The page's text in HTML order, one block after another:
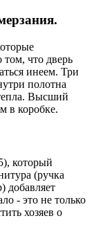
что дверь
инеем. Три
полотна
Высший
в коробке.
который
(ручка
добавляет
- это не только
хозяев о